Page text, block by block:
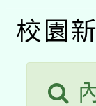
「
有
薪
轉
校園